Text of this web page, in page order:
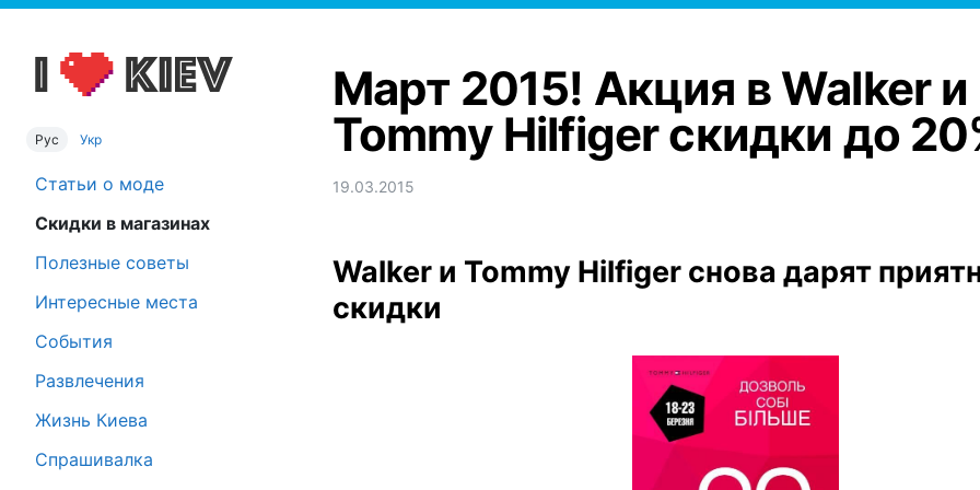
Рус Укр
Статьи о моде
Скидки в магазинах
Полезные советы
Интересные места
События
Развлечения
Жизнь Киева
Спрашивалка
Март 2015! Акция в Walker и
Tommy Hilfiger скидки до
19.03.2015
Walker и Tommy Hilfiger снова дарят
скидки